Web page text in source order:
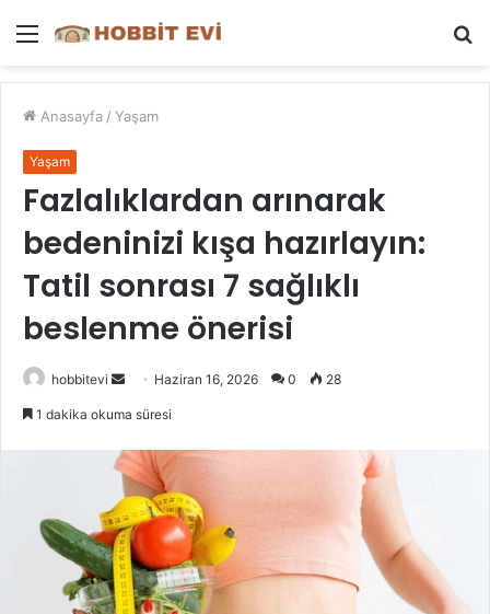
Menü
Anasayfa / Yaşam
Yaşam
Fazlalıklardan arınarak
bedeninizi kışa hazırlayın:
Tatil sonrası 7 sağlıklı
beslenme önerisi
hobbitevi
Bir
göndermek
Haziran 16, 2026 0 28
1 dakika okuma süresi